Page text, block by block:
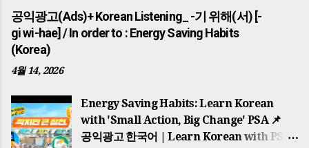
업데이트 반영 THE ULTIMATE
HISTORICAL HUB 세종대왕부터 BTS까지…
한국을 바꾼 100인의 이야기 100 KOREAN
한반도의 역사는 단군왕검 이 고조선을
건국하면서 시작되었습니다. '홍익인간'이라는
건국 이념은 오늘날까지 한국인의 정신적
공익광고(Ads)+ Korean Listening_ -기 위해(서) [-
gi wi-hae] / In order to : Energy Saving Habits
(Korea)
4월 14, 2026
Energy Saving Habits: Learn Korean
with 'Small Action, Big Change' PSA 📌
공익광고 한국어 | Learn Korean with PSA